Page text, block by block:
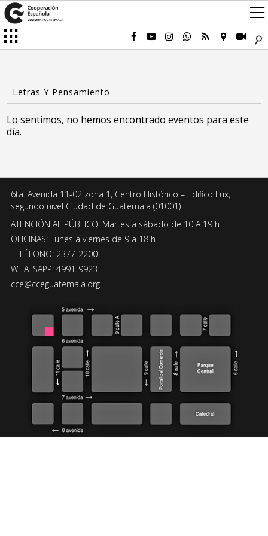
Lo sentimos, no hemos encontrado eventos para este
día.
6ta. Avenida 11-02 zona 1, Centro Histórico – Edifico Lux,
segundo nivel Ciudad de Guatemala (01001)
ATENCIÓN AL PÚBLICO: Martes a sábado de 10 A 19 h
OFICINAS: Lunes a viernes de 9 a 18 h
TELÉFONO: 2377-2200
WHATSAPP: 4991-9923
cce@cceguatemala.org